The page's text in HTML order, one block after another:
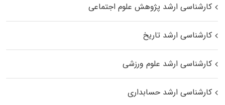
کارشناسی ارشد پژوهش علوم اجتماعی
کارشناسی ارشد تاریخ
کارشناسی ارشد علوم ورزشی
کارشناسی ارشد حسابداری